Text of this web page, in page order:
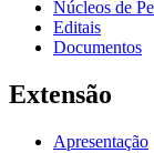
Núcleos de
Editais
Documentos
Extensão
Apresentação